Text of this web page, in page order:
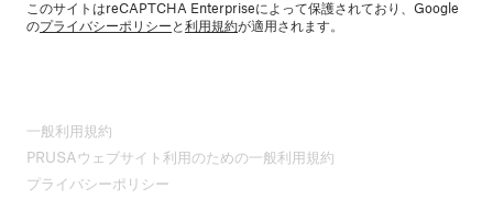
このサイトはreCAPTCHA Enterpriseによって保護されており、Google
のプライバシーポリシーと利用規約が適用されます。
一般利用規約
PRUSAウェブサイト利用のための一般利用規約
プライバシーポリシー